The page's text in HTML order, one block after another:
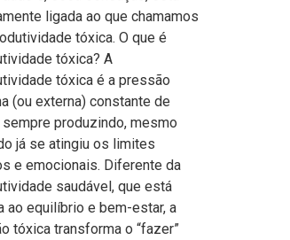
ligada ao que chamamos
tóxica. O que é
tóxica? A
tóxica é a pressão
(ou externa) constante de
produzindo, mesmo
já se atingiu os limites
e emocionais. Diferente da
saudável, que está
ao equilíbrio e bem-estar, a
tóxica transforma o “fazer”